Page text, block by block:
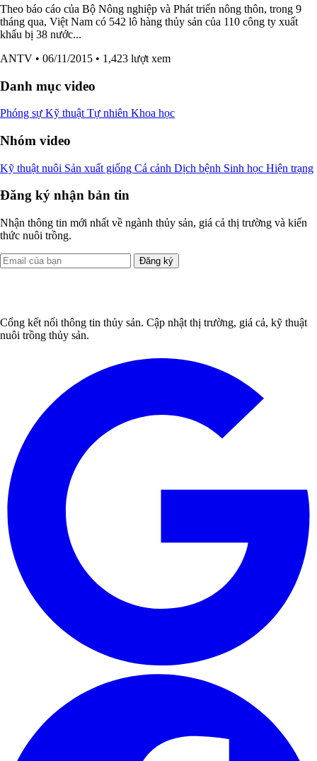
Theo báo cáo của Bộ Nông nghiệp và Phát triển nông thôn, trong 9
tháng qua, Việt Nam có 542 lô hàng thủy sản của 110 công ty xuất
khẩu bị 38 nước...
ANTV • 06/11/2015 • 1,423 lượt xem
Danh mục video
Phóng sự Kỹ thuật Tự nhiên Khoa học
Nhóm video
Kỹ thuật nuôi Sản xuất giống Cá cảnh Dịch bệnh Sinh học Hiện trạng
Đăng ký nhận bản tin
Nhận thông tin mới nhất về ngành thủy sản, giá cả thị trường và kiến
thức nuôi trồng.
Đăng ký
Cổng kết nối thông tin thủy sản. Cập nhật thị trường, giá cả, kỹ thuật
nuôi trồng thủy sản.